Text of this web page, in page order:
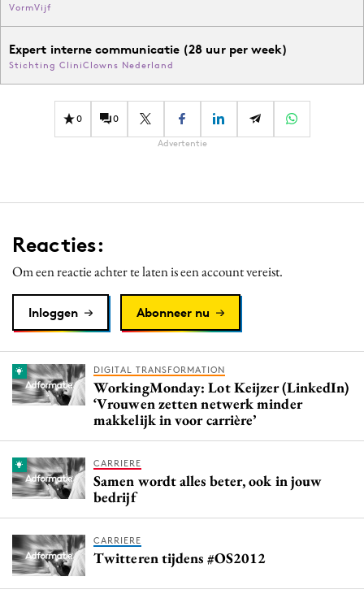
VormVijf
Expert interne communicatie (28 uur per week)
Stichting CliniClowns Nederland
0 0
Advertentie
Reacties:
Om een reactie achter te laten is een account vereist.
Inloggen Abonneer nu
DIGITAL TRANSFORMATION
WorkingMonday: Lot Keijzer (LinkedIn)
‘Vrouwen zetten netwerk minder
makkelijk in voor carrière’
CARRIERE
Samen wordt alles beter, ook in jouw
bedrijf
CARRIERE
Twitteren tijdens #OS2012